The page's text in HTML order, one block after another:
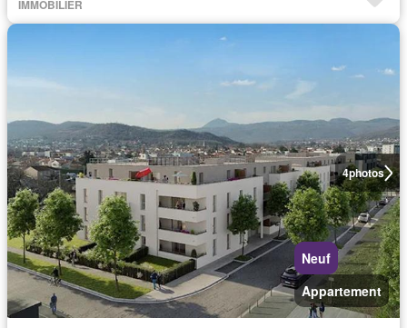
IMMOBILIER
4photos
Neuf
Appartement